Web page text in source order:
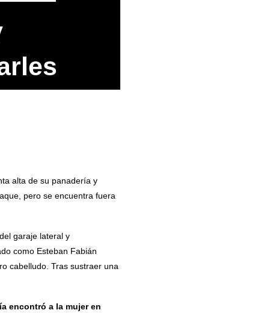
alta de su panadería y
pero se encuentra fuera
garaje lateral y
como Esteban Fabián
cabelludo. Tras sustraer una
encontró a la mujer en